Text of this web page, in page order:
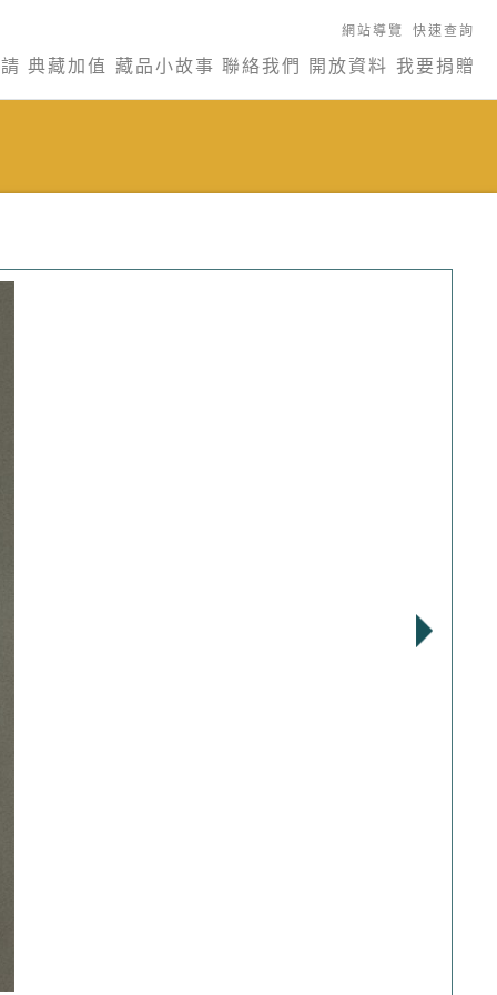
網站導覽 快速查詢
典藏加值 藏品小故事 聯絡我們 開放資料 我要捐贈